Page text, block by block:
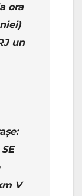
ora
un
V